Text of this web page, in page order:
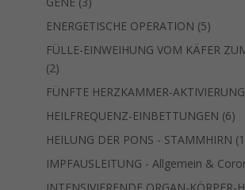
Produkte
ENERGETISCHE OPERATION 55
FÜLLE-EINWEIHUNG VOM KÄFER
22
Produkte
FÜNFTE HERZKAMMER-AKTIVIERUNG
HEILFREQUENZ-EINBETTUNGEN 66
HEILUNG DER PONS - STAMMHIRN 1
IMPFAUSLEITUNG - Allgemein &